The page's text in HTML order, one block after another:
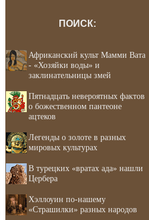
ПОИСК:
Африканский культ Мамми Вата
- «Хозяйки воды» и
заклинательницы змей
Пятнадцать невероятных фактов
о божественном пантеоне
ацтеков
Легенды о золоте в разных
мировых культурах
В турецких «вратах ада» нашли
Цербера
Хэллоуин по-нашему
«Страшилки» разных народов